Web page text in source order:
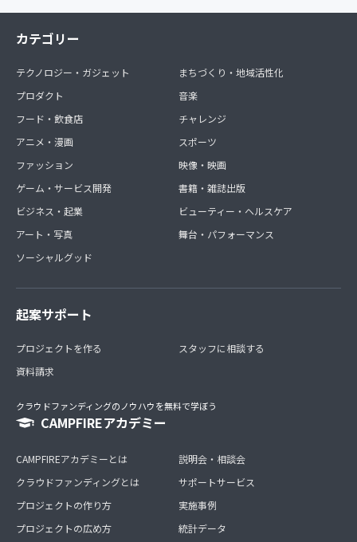
カテゴリー
テクノロジー・ガジェット
プロダクト
フード・飲食店
アニメ・漫画
ファッション
ゲーム・サービス開発
ビジネス・起業
アート・写真
ソーシャルグッド
まちづくり・地域活性化
音楽
チャレンジ
スポーツ
映像・映画
書籍・雑誌出版
ビューティー・ヘルスケア
舞台・パフォーマンス
起案サポート
プロジェクトを作る
資料請求
スタッフに相談する
クラウドファンディングのノウハウを無料で学ぼう
CAMPFIREアカデミー
CAMPFIREアカデミーとは
クラウドファンディングとは
プロジェクトの作り方
プロジェクトの広め方
説明会・相談会
サポートサービス
実施事例
統計データ